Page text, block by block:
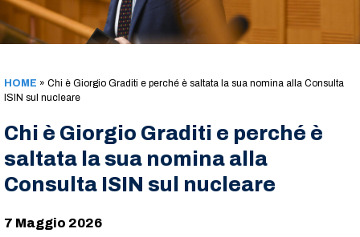
HOME » Chi è Giorgio Graditi e perché è saltata la sua nomina alla Consulta
ISIN sul nucleare
Chi è Giorgio Graditi e perché è
saltata la sua nomina alla
Consulta ISIN sul nucleare
7 Maggio 2026